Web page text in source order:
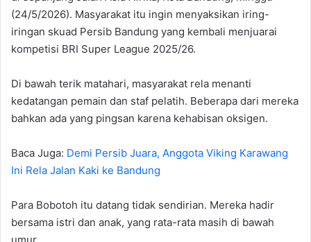
(24/5/2026). Masyarakat itu ingin menyaksikan iring-
iringan skuad Persib Bandung yang kembali menjuarai
kompetisi BRI Super League 2025/26.
Di bawah terik matahari, masyarakat rela menanti
kedatangan pemain dan staf pelatih. Beberapa dari mereka
bahkan ada yang pingsan karena kehabisan oksigen.
Baca Juga: Demi Persib Juara, Anggota Viking Karawang
Ini Rela Jalan Kaki ke Bandung
Para Bobotoh itu datang tidak sendirian. Mereka hadir
bersama istri dan anak, yang rata-rata masih di bawah